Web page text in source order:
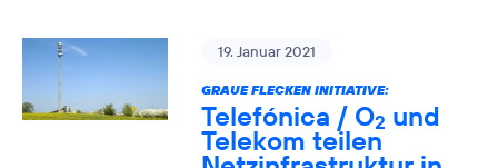
19. Januar 2021
GRAUE FLECKEN INITIATIVE:
Telefónica / O2 und
Telekom teilen